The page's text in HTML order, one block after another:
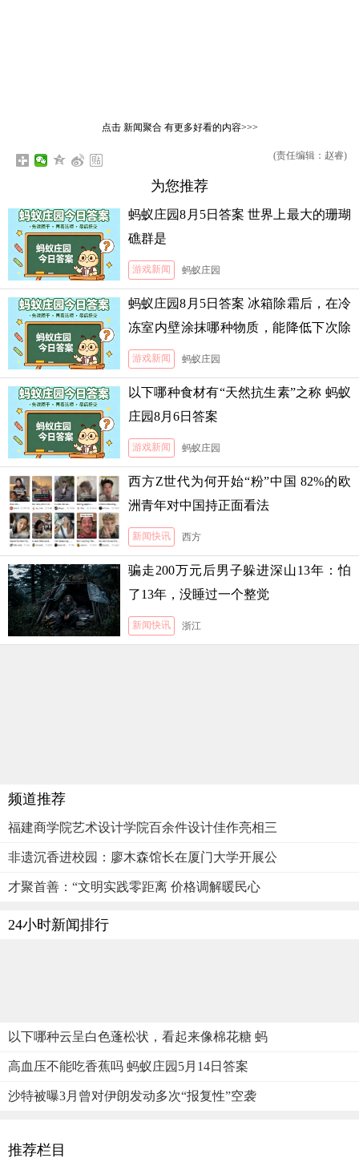
点击 新闻聚合有更多好看的内容>>>
(责任编辑：赵睿)
为您推荐
蚂蚁庄园8月5日答案 世界上最大的珊瑚
礁群是
游戏新闻 蚂蚁庄园
蚂蚁庄园8月5日答案 冰箱除霜后，在冷
冻室内壁涂抹哪种物质，能降低下次除
霜的难度
游戏新闻 蚂蚁庄园
以下哪种食材有“天然抗生素”之称 蚂蚁
庄园8月6日答案
游戏新闻 蚂蚁庄园
西方Z世代为何开始“粉”中国 82%的欧
洲青年对中国持正面看法
新闻快讯 西方
骗走200万元后男子躲进深山13年：怕
了13年，没睡过一个整觉
新闻快讯 浙江
频道推荐
福建商学院艺术设计学院百余件设计佳作亮相三
非遗沉香进校园：廖木森馆长在厦门大学开展公
才聚首善：“文明实践零距离 价格调解暖民心
24小时新闻排行
以下哪种云呈白色蓬松状，看起来像棉花糖 蚂
高血压不能吃香蕉吗 蚂蚁庄园5月14日答案
沙特被曝3月曾对伊朗发动多次“报复性”空袭
推荐栏目